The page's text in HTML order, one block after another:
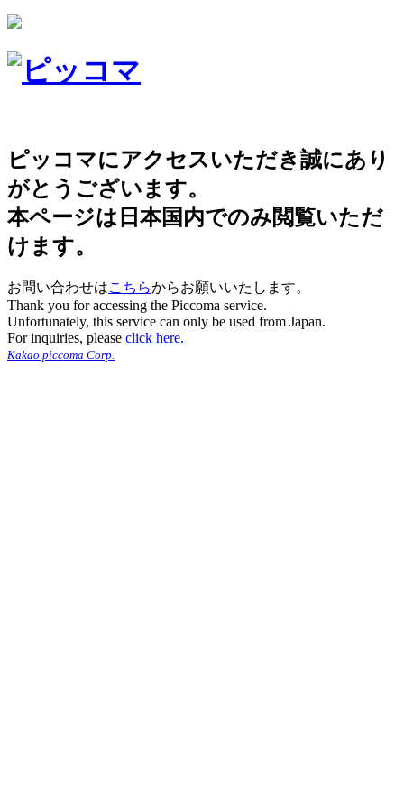
ピッコマにアクセスいただき誠にあり
がとうございます。
本ページは日本国内でのみ閲覧いただ
けます。
お問い合わせはこちらからお願いいたします。
Thank you for accessing the Piccoma service.
Unfortunately, this service can only be used from Japan.
For inquiries, please click here.
Kakao piccoma Corp.